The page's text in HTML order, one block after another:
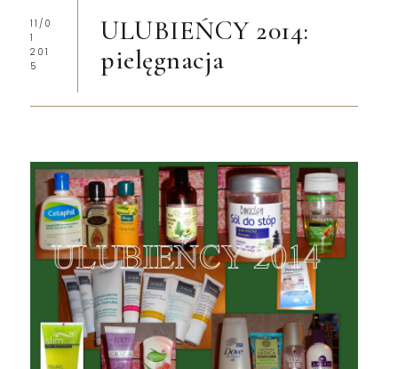
11/0
1
201
5
ULUBIEŃCY 2014:
pielęgnacja